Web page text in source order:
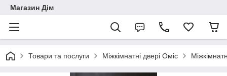
Магазин Дім
Товари та послуги Міжкімнатні двері Оміс